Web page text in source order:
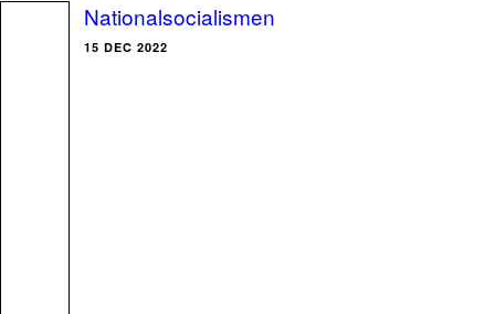
Nationalsocialismen
15 DEC 2022